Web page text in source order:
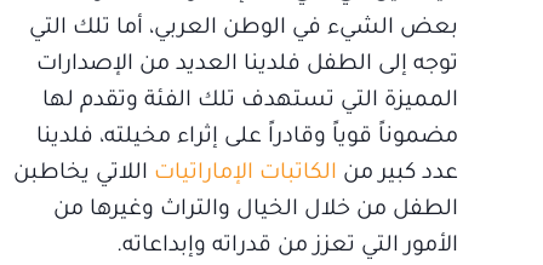
بعض الشيء في الوطن العربي، أما تلك التي
توجه إلى الطفل فلدينا العديد من الإصدارات
المميزة التي تستهدف تلك الفئة وتقدم لها
مضموناً قوياً وقادراً على إثراء مخيلته، فلدينا
عدد كبير من الكاتبات الإماراتيات اللاتي يخاطبن
الطفل من خلال الخيال والتراث وغيرها من
الأمور التي تعزز من قدراته وإبداعاته.